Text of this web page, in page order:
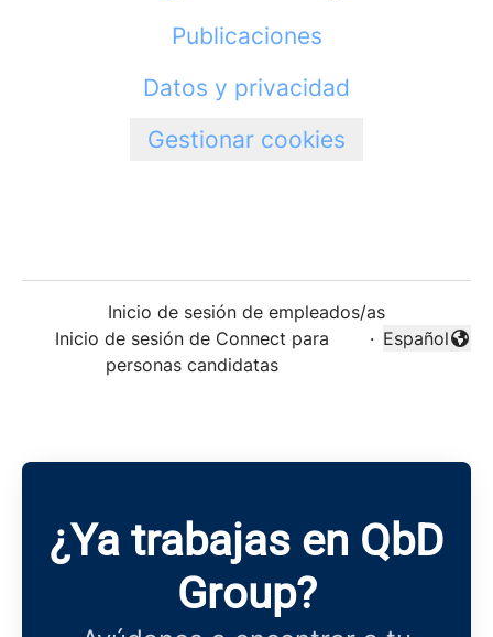
Publicaciones
Datos y privacidad
Gestionar cookies
Inicio de sesión de empleados/as
Inicio de sesión de Connect para
personas candidatas
·
Cambiar
Español
¿Ya trabajas en QbD
Group?